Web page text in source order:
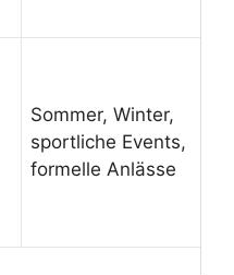
Sommer, Winter,
sportliche Events,
formelle Anlässe